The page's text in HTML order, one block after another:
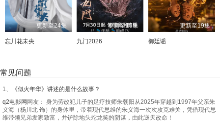
更新至24集
忘川花未央
更新至16集
九门2026
更新至19集
御廷谣
常见问题
1、
《似火年华》讲述的是什么故事？
q2电影网网友： 身为劳改犯儿子的足疗技师朱朝阳从2025年穿越到1997年父亲朱
义海（杨川北 饰）的身体里，带着现代思维的朱义海一次次攻克难关，凭借现代思
维带领兄弟发家致富，并铲除地头蛇龙笑的阴谋，由此逆天改命！